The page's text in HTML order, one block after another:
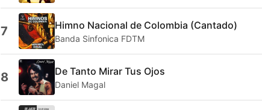
7 Himno Nacional de Colombia (Cantado)
Banda Sinfonica FDTM
8 De Tanto Mirar Tus Ojos
Daniel Magal